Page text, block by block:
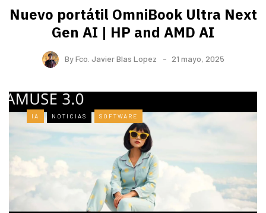
Nuevo portátil OmniBook Ultra ​Next
Gen AI | HP and AMD AI
ByFco. Javier Blas Lopez 21 mayo, 2025
IA NOTICIAS SOFTWARE